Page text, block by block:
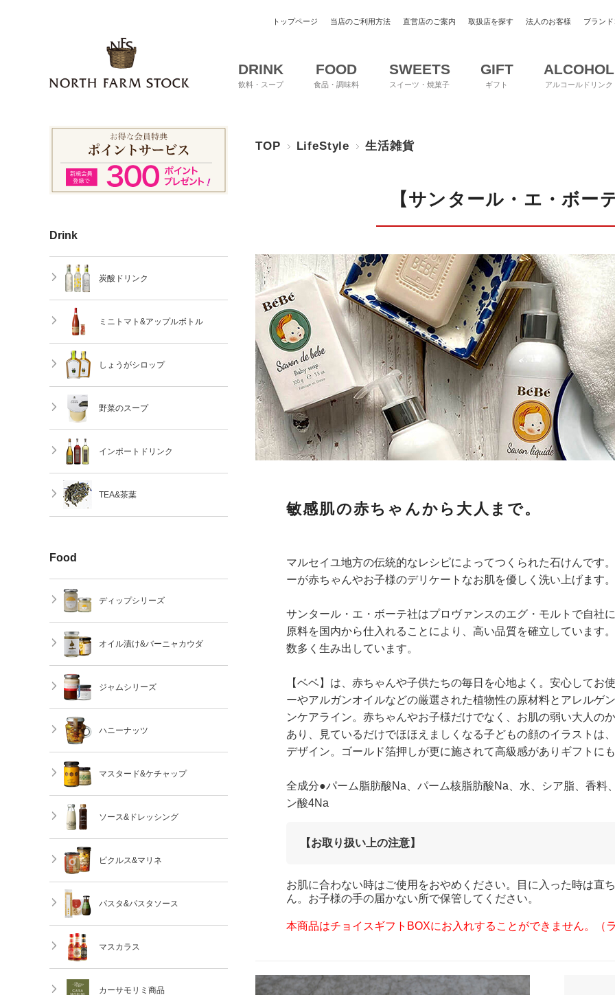
トップページ 当店のご利用方法 直営店のご案内 取扱店を探す 法人のお客様 ブラン
DRINK
飲料・スープ
FOOD
食品・調味料
SWEETS
スイーツ・焼菓子
GIFT
ギフト
ALCOHOL
アルコールドリンク
TOP LifeStyle 生活雑貨
【サンタール・エ・ボー
敏感肌の赤ちゃんから大人まで。
マルセイユ地方の伝統的なレシピによってつくられた石けんです
ーが赤ちゃんやお子様のデリケートなお肌を優しく洗い上げます。
サンタール・エ・ボーテ社はプロヴァンスのエグ・モルトで自社
原料を国内から仕入れることにより、高い品質を確立しています
数多く生み出しています。
【ベベ】は、赤ちゃんや子供たちの毎日を心地よく。安心してお
ーやアルガンオイルなどの厳選された植物性の原材料とアレルゲ
ンケアライン。赤ちゃんやお子様だけでなく、お肌の弱い大人の
あり、見ているだけでほほえましくなる子どもの顔のイラストは
デザイン。ゴールド箔押しが更に施されて高級感がありギフトにも
全成分●パーム脂肪酸Na、パーム核脂肪酸Na、水、シア脂、香料
ン酸4Na
【お取り扱い上の注意】
お肌に合わない時はご使用をおやめください。目に入った時は直
ん。お子様の手の届かない所で保管してください。
本商品はチョイスギフトBOXにお入れすることができません。（
Drink
炭酸ドリンク
ミニトマト&アップルボトル
しょうがシロップ
野菜のスープ
インポートドリンク
TEA&茶葉
Food
ディップシリーズ
オイル漬け&バーニャカウダ
ジャムシリーズ
ハニーナッツ
マスタード&ケチャップ
ソース&ドレッシング
ピクルス&マリネ
パスタ&パスタソース
マスカラス
カーサモリミ商品